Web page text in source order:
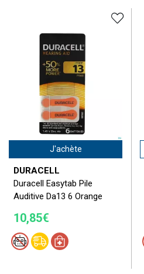
J'achète
DURACELL
Duracell Easytab Pile
Auditive Da13 6 Orange
10,85€